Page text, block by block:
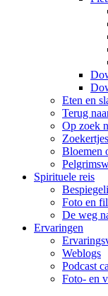
Eten en
Terug
Op zoek
Zoekertjes
Bloemen
Spirituele reis
Foto en
De weg
Ervaringen
Weblogs
Podcast
Foto- en